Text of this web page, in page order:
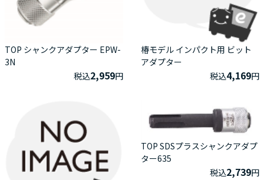
TOP シャンクアダプター EPW-
3N
税込2,959円
椿モデル インパクト用 ビット
アダプター
税込4,169円
TOP SDSプラスシャンクアダプ
ター635
税込2,739円